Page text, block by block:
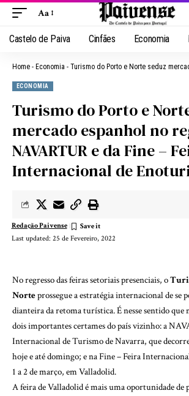
Aa
Castelo de Paiva Cinfães Economia
Home - Economia - Turismo do Porto e Norte seduz mercado espanhol no regresso da
ECONOMIA
Turismo do Porto e
mercado espanhol no
NAVARTUR e da Fine –
Internacional de
Last updated: 25 de Fevereiro, 2022
Redação Paivense
No regresso das feiras setoriais presenciais, o
Norteprossegue a estratégia internacional de se
dianteira da retoma turística. É nesse sentido que
dois importantes certames do país vizinho: a
Internacional de Turismo de Navarra, que
hoje e até domingo; e na Fine – Feira
1 a 2 de março, em Valladolid.
A feira de Valladolid é mais uma oportunidade de